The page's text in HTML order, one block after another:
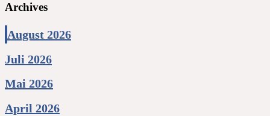
Archives
August 2026
Juli 2026
Mai 2026
April 2026